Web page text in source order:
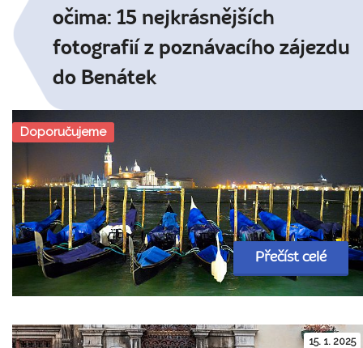
očima: 15 nejkrásnějších
fotografií z poznávacího zájezdu
do Benátek
Doporučujeme
Přečíst celé
15. 1. 2025